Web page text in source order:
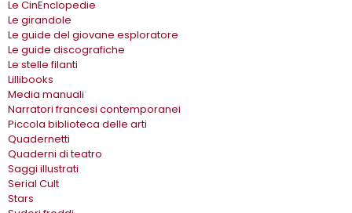
Le CinEnclopedie
Le girandole
Le guide del giovane esploratore
Le guide discografiche
Le stelle filanti
Lillibooks
Media manuali
Narratori francesi contemporanei
Piccola biblioteca delle arti
Quadernetti
Quaderni di teatro
Saggi illustrati
Serial Cult
Stars